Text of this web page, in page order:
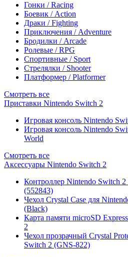
Гонки / Racing
Боевик / Action
Драки / Fighting
Приключения / Adventure
Бродилки / Arcade
Ролевые / RPG
Спортивные / Sport
Стрелялки / Shooter
Платформер / Platformer
Смотреть все
Приставки Nintendo Switch 2
Игровая консоль Nintendo
Игровая консоль Nintendo
World
Смотреть все
Аксессуары Nintendo Switch 2
Контроллер Nintendo Switch
(552843)
Чехол Сrystal Сase для
(Black)
Карта памяти microSD
2
Чехол прозрачный Crystal
Switch 2 (GNS-822)